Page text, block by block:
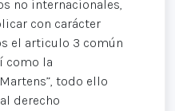
no internacionales,
con carácter
el articulo 3 común
como la
todo ello
derecho